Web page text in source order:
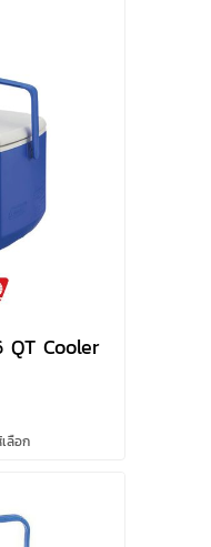
QT Cooler
ลือก